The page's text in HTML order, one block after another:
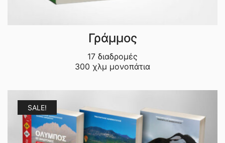
Γράμμος
17 διαδρομές
300 χλμ μονοπάτια
SALE!